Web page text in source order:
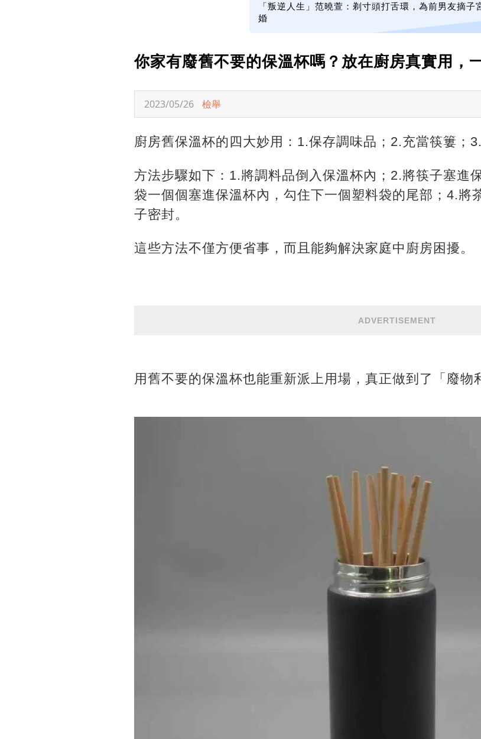
「叛逆人生」范曉萱：剃寸頭打舌環，為前男友摘子
婚
你家有廢舊不要的保溫杯嗎？放在廚房真實用，
2023/05/26 檢舉
廚房舊保溫杯的四大妙用：1.保存調味品；2.充當筷簍；
方法步驟如下：1.將調料品倒入保溫杯內；2.將筷子塞進
袋一個個塞進保溫杯內，勾住下一個塑料袋的尾部；4.將
子密封。
這些方法不僅方便省事，而且能夠解決家庭中廚房困擾。
ADVERTISEMENT
用舊不要的保溫杯也能重新派上用場，真正做到了「廢物